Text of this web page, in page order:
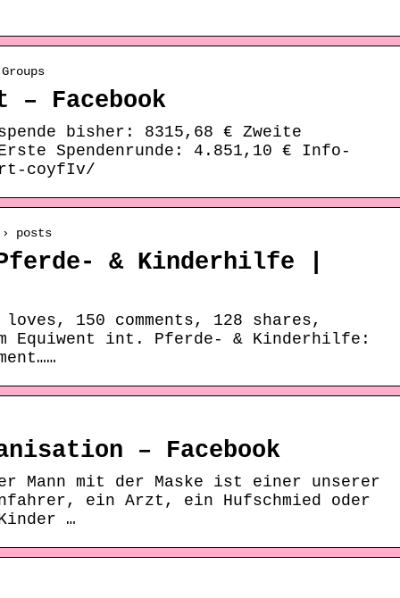
– Facebook
bisher: 8315,68 € Zweite
Spendenrunde: 4.851,10 € Info-
coyfIv/
posts
& Kinderhilfe |
150 comments, 128 shares,
Equiwent int. Pferde- & Kinderhilfe:
– Facebook
Mann mit der Maske ist einer unserer
ein Arzt, ein Hufschmied oder
…